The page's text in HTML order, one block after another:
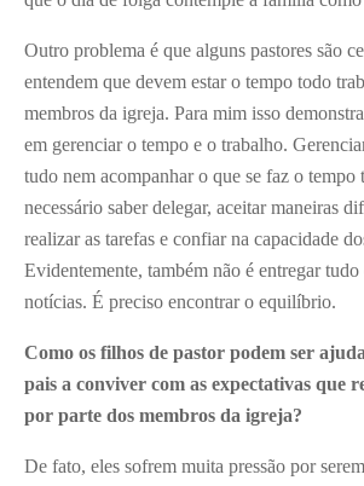
Outro problema é que alguns pastores são
entendem que devem estar o tempo todo
membros da igreja. Para mim isso
em gerenciar o tempo e o trabalho.
tudo nem acompanhar o que se faz o tempo
necessário saber delegar, aceitar maneiras
realizar as tarefas e confiar na capacidade
Evidentemente, também não é entregar tudo
notícias. É preciso encontrar o equilíbrio.
Como os filhos de pastor podem ser
pais a conviver com as expectativas que
por parte dos membros da igreja?
De fato, eles sofrem muita pressão por